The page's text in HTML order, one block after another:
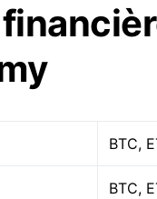
BTC,
BTC,